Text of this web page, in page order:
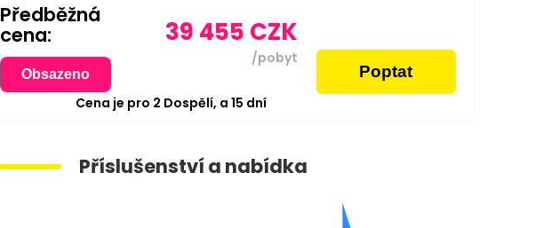
Předběžná
cena:
Obsazeno
39 455 CZK
/pobyt
Poptat
Cena je pro 2 Dospělí, a15 dní
Příslušenství a nabídka